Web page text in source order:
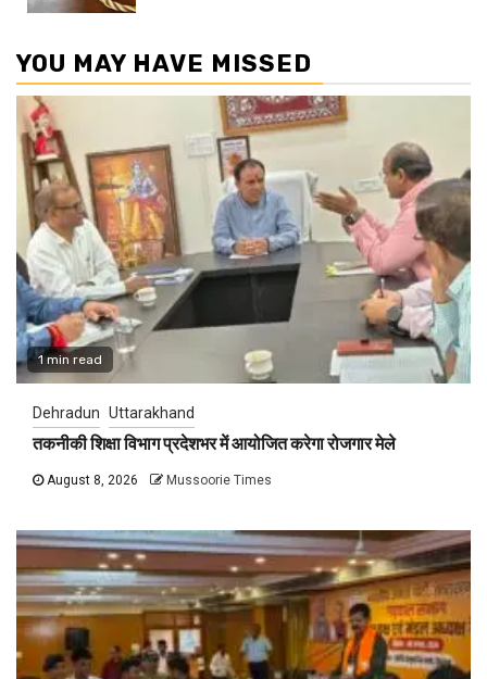
YOU MAY HAVE MISSED
1 min read
Dehradun Uttarakhand
तकनीकी शिक्षा विभाग प्रदेशभर में आयोजित करेगा रोजगार मेले
August 8, 2026 Mussoorie Times